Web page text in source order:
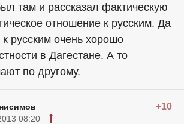
там и рассказал фактическую
отношение к русским. Да
к русским очень хорошо
в Дагестане. А то
по другому.
+10
08:20